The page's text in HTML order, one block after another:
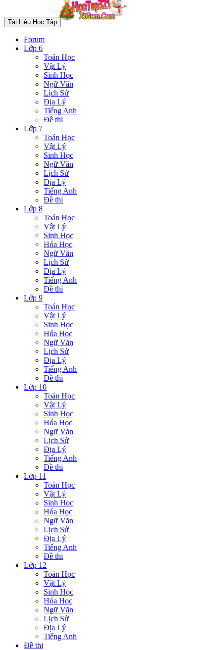
Tài Liệu Học Tập
Forum
Lớp 6
Toán Học
Vật Lý
Sinh Học
Ngữ Văn
Lịch Sử
Địa Lý
Tiếng Anh
Đề thi
Lớp 7
Toán Học
Vật Lý
Sinh Học
Ngữ Văn
Lịch Sử
Địa Lý
Tiếng Anh
Đề thi
Lớp 8
Toán Học
Vật Lý
Sinh Học
Hóa Học
Ngữ Văn
Lịch Sử
Địa Lý
Tiếng Anh
Đề thi
Lớp 9
Toán Học
Vật Lý
Sinh Học
Hóa Học
Ngữ Văn
Lịch Sử
Địa Lý
Tiếng Anh
Đề thi
Lớp 10
Toán Học
Vật Lý
Sinh Học
Hóa Học
Ngữ Văn
Lịch Sử
Địa Lý
Tiếng Anh
Đề thi
Lớp 11
Toán Học
Vật Lý
Sinh Học
Hóa Học
Ngữ Văn
Lịch Sử
Địa Lý
Tiếng Anh
Đề thi
Lớp 12
Toán Học
Vật Lý
Sinh Học
Hóa Học
Ngữ Văn
Lịch Sử
Địa Lý
Tiếng Anh
Đề thi